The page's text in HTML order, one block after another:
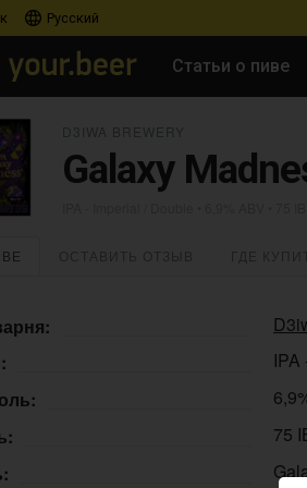
Русский
Статьи о пиве
Galaxy
75